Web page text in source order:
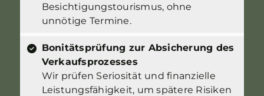
Besichtigungstourismus, ohne
unnötige Termine.
Bonitätsprüfung zur Absicherung des
Verkaufsprozesses
Wir prüfen Seriosität und finanzielle
Leistungsfähigkeit, um spätere Risiken